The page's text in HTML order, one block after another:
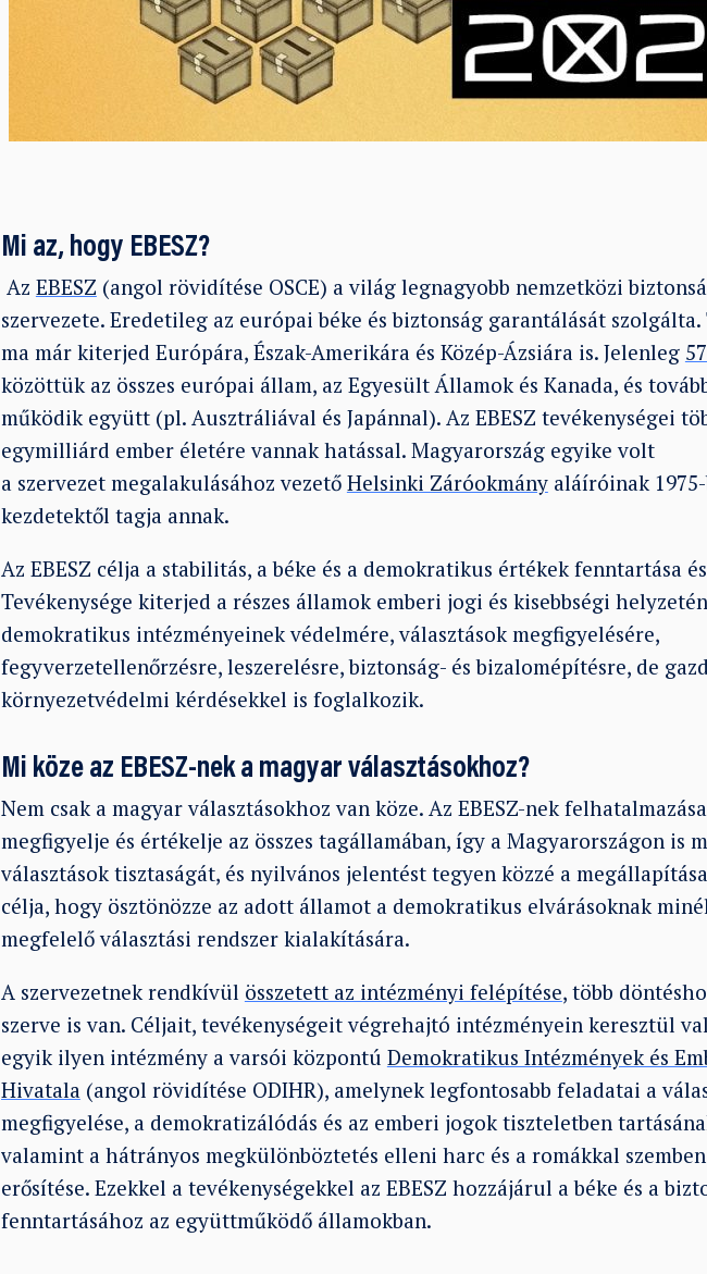
Mi az, hogy EBESZ?
Az EBESZ (angol rövidítése OSCE) a világ legnagyobb nemzetközi
szervezete. Eredetileg az európai béke és biztonság garantálását szolgálta.
ma már kiterjed Európára, Észak-Amerikára és Közép-Ázsiára is. Jelenleg
közöttük az összes európai állam, az Egyesült Államok és Kanada, és
működik együtt (pl. Ausztráliával és Japánnal). Az EBESZ tevékenységei
egymilliárd ember életére vannak hatással. Magyarország egyike volt
a szervezet megalakulásához vezető Helsinki Záróokmányaláíróinak 1975-
kezdetektől tagja annak.
Az EBESZ célja a stabilitás, a béke és a demokratikus értékek fenntartása
Tevékenysége kiterjed a részes államok emberi jogi és kisebbségi
demokratikus intézményeinek védelmére, választások megfigyelésére,
fegyverzetellenőrzésre, leszerelésre, biztonság- és bizalomépítésre, de
környezetvédelmi kérdésekkel is foglalkozik.
Mi köze az EBESZ-nek a magyar választásokhoz?
Nem csak a magyar választásokhoz van köze. Az EBESZ-nek
megfigyelje és értékelje az összes tagállamában, így a Magyarországon is
választások tisztaságát, és nyilvános jelentést tegyen közzé a
célja, hogy ösztönözze az adott államot a demokratikus elvárásoknak
megfelelő választási rendszer kialakítására.
A szervezetnek rendkívül összetett az intézményi felépítése, több
szerve is van. Céljait, tevékenységeit végrehajtó intézményein keresztül
egyik ilyen intézmény a varsói központú Demokratikus Intézmények és
Hivatala (angol rövidítése ODIHR), amelynek legfontosabb feladatai a
megfigyelése, a demokratizálódás és az emberi jogok tiszteletben
valamint a hátrányos megkülönböztetés elleni harc és a romákkal
erősítése. Ezekkel a tevékenységekkel az EBESZ hozzájárul a béke és a
fenntartásához az együttműködő államokban.